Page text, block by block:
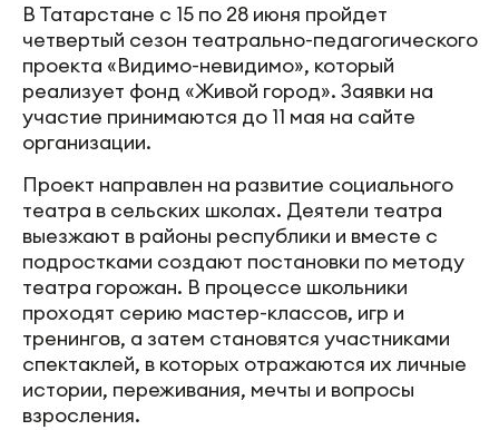
В Татарстане с 15 по 28 июня пройдет
четвертый сезон театрально-педагогического
проекта «Видимо-невидимо», который
реализует фонд «Живой город». Заявки на
участие принимаются до 11 мая на сайте
организации.
Проект направлен на развитие социального
театра в сельских школах. Деятели театра
выезжают в районы республики и вместе с
подростками создают постановки по методу
театра горожан. В процессе школьники
проходят серию мастер-классов, игр и
тренингов, а затем становятся участниками
спектаклей, в которых отражаются их личные
истории, переживания, мечты и вопросы
взросления.